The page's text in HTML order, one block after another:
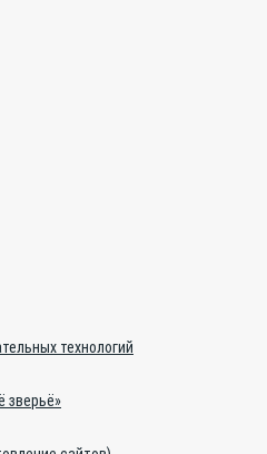
технологий
зверьё»